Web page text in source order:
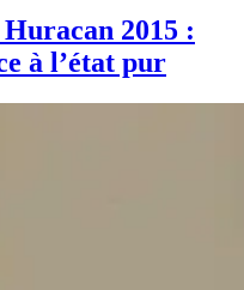
2015 :
à l’état pur